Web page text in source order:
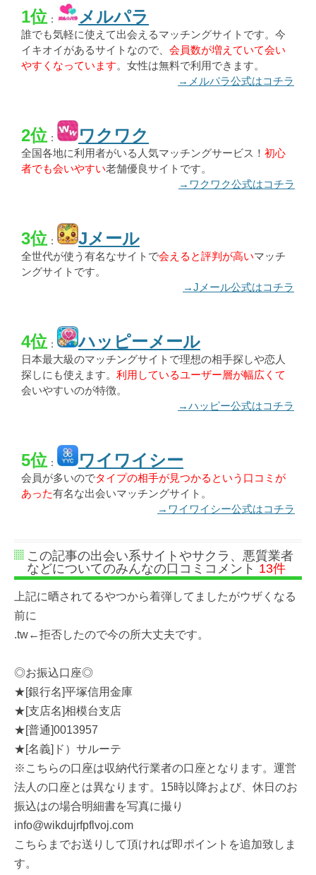
1位： メルパラ
誰でも気軽に使えて出会えるマッチングサイトです。今
イキオイがあるサイトなので、 会員数が増えていて会い
やすくなっています。女性は無料で利用できます。
→メルパラ公式はコチラ
2位： ワクワク
全国各地に利用者がいる人気マッチングサービス！ 初心
者でも会いやすい老舗優良サイトです。
→ワクワク公式はコチラ
3位： Jメール
全世代が使う有名なサイトで会えると評判が高いマッチ
ングサイトです。
→Jメール公式はコチラ
4位： ハッピーメール
日本最大級のマッチングサイトで理想の相手探しや恋人
探しにも使えます。 利用しているユーザー層が幅広くて
会いやすいのが特徴。
→ハッピー公式はコチラ
5位： ワイワイシー
会員が多いのでタイプの相手が見つかるという口コミが
あった有名な出会いマッチングサイト。
→ワイワイシー公式はコチラ
この記事の出会い系サイトやサクラ、悪質業者
などについてのみんなの口コミコメント 13件
上記に晒されてるやつから着弾してましたがウザくなる
前に
.tw←拒否したので今の所大丈夫です。
◎お振込口座◎
★[銀行名]平塚信用金庫
★[支店名]相模台支店
★[普通]0013957
★[名義]ド）サルーテ
※こちらの口座は収納代行業者の口座となります。運営
法人の口座とは異なります。15時以降および、休日のお
振込はの場合明細書を写真に撮り
info@wikdujrfpflvoj.com
こちらまでお送りして頂ければ即ポイントを追加致しま
す。